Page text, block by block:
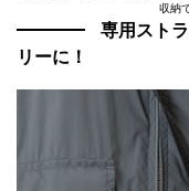
収納
専用スト
リーに！